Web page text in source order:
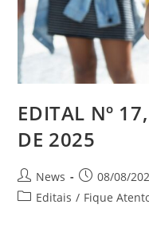
EDITAL Nº
DE 2025
News
08/08/
Editais / Fique